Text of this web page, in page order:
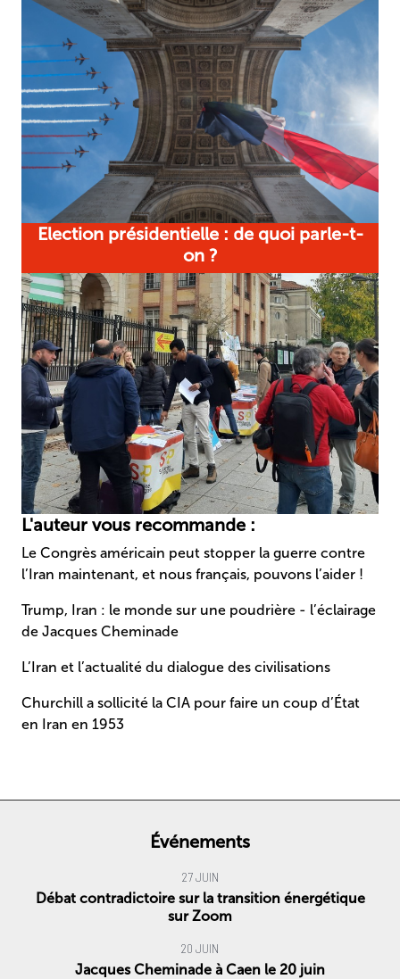
Election présidentielle : de quoi parle-t-
on ?
L'auteur vous recommande :
Le Congrès américain peut stopper la guerre contre
l’Iran maintenant, et nous français, pouvons l’aider !
Trump, Iran : le monde sur une poudrière - l’éclairage
de Jacques Cheminade
L’Iran et l’actualité du dialogue des civilisations
Churchill a sollicité la CIA pour faire un coup d’État
en Iran en 1953
Événements
27 JUIN
Débat contradictoire sur la transition énergétique
sur Zoom
20 JUIN
Jacques Cheminade à Caen le 20 juin